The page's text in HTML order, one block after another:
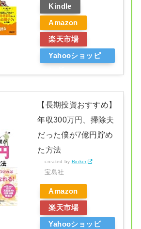
Kindle
Amazon
楽天市場
Yahooショッピ
【長期投資おすすめ】
年収300万円、掃除夫
だった僕が7億円貯め
た方法
created by Rinker
宝島社
Amazon
楽天市場
Yahooショッピ